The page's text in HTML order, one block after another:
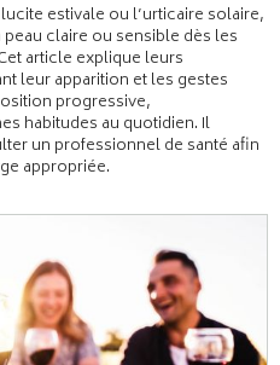
estivale ou l’urticaire solaire,
claire ou sensible dès les
article explique leurs
leur apparition et les gestes
progressive,
habitudes au quotidien. Il
un professionnel de santé afin
appropriée.